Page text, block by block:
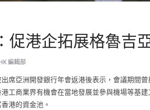
促港企拓展格魯吉
編輯部
席亞洲開發銀行年會返港後表示，會議期間
工商業界有機會在當地發展並參與機場等基
港的資金池。